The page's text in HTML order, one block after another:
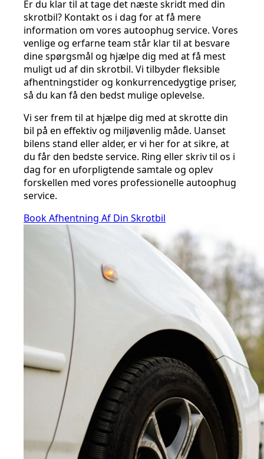
Er du klar til at tage det næste skridt med din
skrotbil? Kontakt os i dag for at få mere
information om vores autoophug service. Vores
venlige og erfarne team står klar til at besvare
dine spørgsmål og hjælpe dig med at få mest
muligt ud af din skrotbil. Vi tilbyder fleksible
afhentningstider og konkurrencedygtige priser,
så du kan få den bedst mulige oplevelse.
Vi ser frem til at hjælpe dig med at skrotte din
bil på en effektiv og miljøvenlig måde. Uanset
bilens stand eller alder, er vi her for at sikre, at
du får den bedste service. Ring eller skriv til os i
dag for en uforpligtende samtale og oplev
forskellen med vores professionelle autoophug
service.
Book Afhentning Af Din Skrotbil